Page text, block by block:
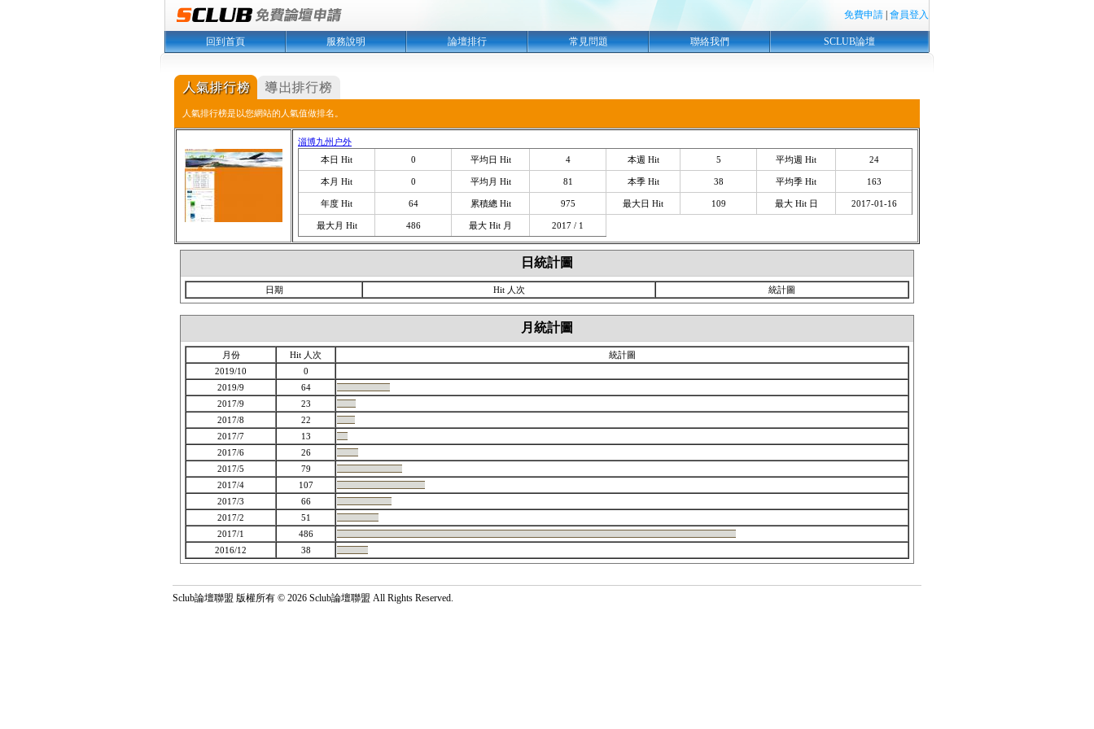
免費申請 會員登入
回到首頁 服務說明 論壇排行 常見問題 聯絡我們 SCLUB論壇
人氣排行榜是以您網站的人氣值做排名。
淄博九州户外
本日 Hit
0 平均日 Hit 4 本週 Hit 5 平均週 Hit 24
本月 Hit 0 平均月 Hit 81 本季 Hit 38 平均季 Hit 163
年度 Hit 64 累積總 Hit 975 最大日 Hit 109 最大 Hit 日 2017-01-16
最大月 Hit 486 最大 Hit 月 2017 / 1
日統計圖
日期 Hit 人次 統計圖
月統計圖
月份 Hit 人次
統計圖
2019/10
0
2019/9
64
2017/9
23
2017/8
22
2017/7
13
2017/6
26
2017/5
79
2017/4
107
2017/3
66
2017/2
51
2017/1
486
2016/12
38
Sclub論壇聯盟 版權所有 © 2026 Sclub論壇聯盟 All Rights Reserved.